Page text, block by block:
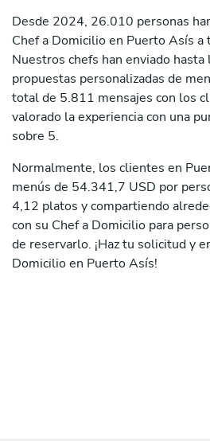
Desde 2024, 26.010 personas
Chef a Domicilio en Puerto Asís a
Nuestros chefs han enviado
propuestas personalizadas de
total de 5.811 mensajes con los
valorado la experiencia con una
sobre 5.
Normalmente, los clientes en
menús de 54.341,7 USD por
4,12 platos y compartiendo
con su Chef a Domicilio para
de reservarlo. ¡Haz tu solicitud y
Domicilio en Puerto Asís!